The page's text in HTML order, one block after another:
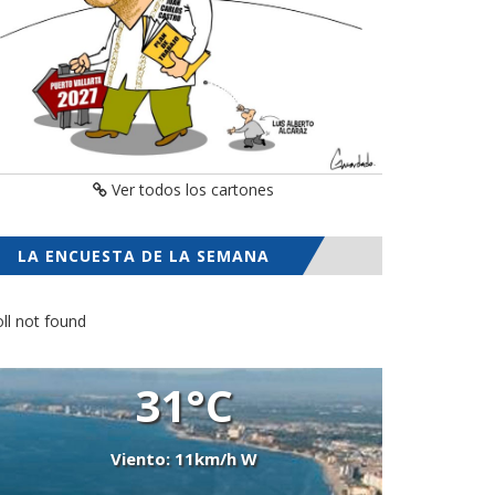
Ver todos los cartones
LA ENCUESTA DE LA SEMANA
not found
31°C
Viento: 11km/h W